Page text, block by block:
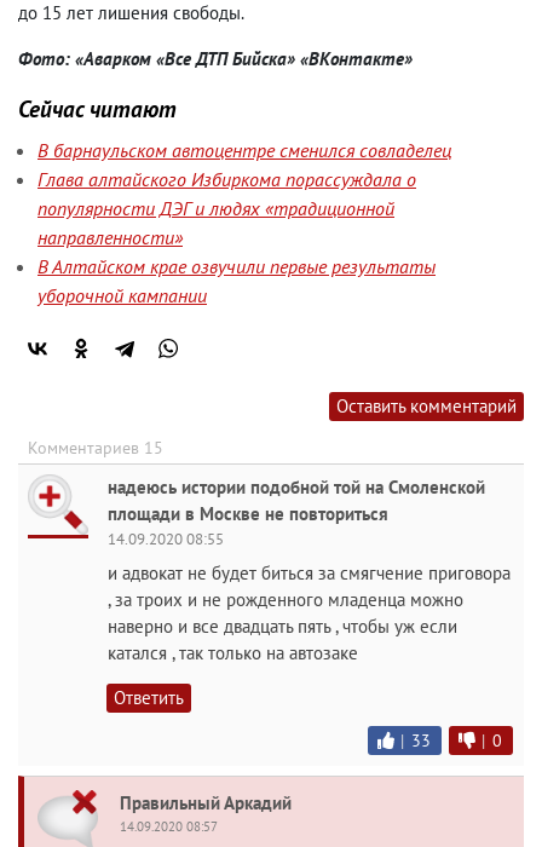
до 15 лет лишения свободы.
Фото: «Аварком «Все ДТП Бийска» «ВКонтакте»
Сейчас читают
В барнаульском автоцентре сменился совладелец
Глава алтайского Избиркома порассуждала о
популярности ДЭГ и людях «традиционной
направленности»
В Алтайском крае озвучили первые результаты
уборочной кампании
Оставить комментарий
Комментариев 15
надеюсь истории подобной той на Смоленской
площади в Москве не повториться
14.09.2020 08:55
и адвокат не будет биться за смягчение приговора
, за троих и не рожденного младенца можно
наверно и все двадцать пять , чтобы уж если
катался , так только на автозаке
Ответить
| 33 | 0
Правильный Аркадий
14.09.2020 08:57